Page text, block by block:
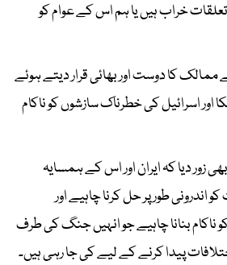
خراب ہیں یا ہم اس کے عوام کو
ممالک کا دوست اور بھائی قرار دیتے ہوئے
اور اسرائیل کی خطرناک سازشوں کو ناکام
زور دیا کہ ایران اور اس کے ہمسایہ
اندرونی طور پر حل کرنا چاہیے اور
بنانا چاہیے جو انہیں جنگ کی طرف
پیدا کرنے کے لیے کی جا رہی ہیں۔